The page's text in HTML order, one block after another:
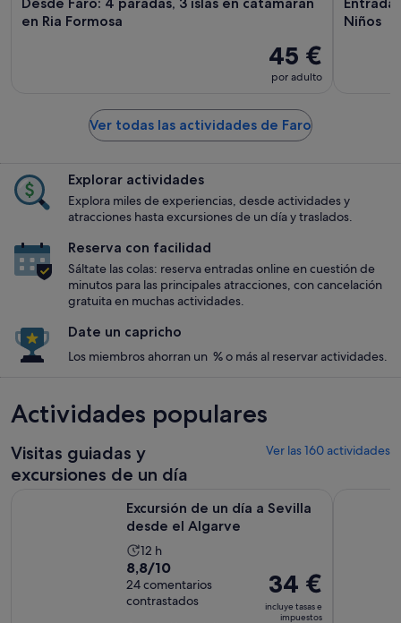
en Ria Formosa
45 €
por adulto
Niños
Ver todas las actividades de Faro
Explorar actividades
Explora miles de experiencias, desde actividades y
atracciones hasta excursiones de un día y traslados.
Reserva con facilidad
Sáltate las colas: reserva entradas online en cuestión de
minutos para las principales atracciones, con cancelación
gratuita en muchas actividades.
Date un capricho
Los miembros ahorran un % o más al reservar actividades.
Actividades populares
Visitas guiadas y
excursiones de un día
Ver las 160 actividades
Excursión de un día a Sevilla
desde el Algarve
La
duración
de
la
12 h
8.8
sobre
10
8,8/10
24 comentarios
contrastados
El
precio
es
34 €
incluye tasas e
impuestos